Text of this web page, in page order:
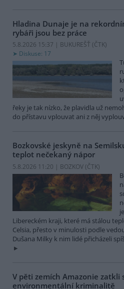
Hladina Dunaje je na
rybáři jsou bez práce
5.8.2026 15:37 | BUKUREŠŤ (ČTK)
Diskuse: 17
řeky je tak nízko, že plavidla už
do přístavu vplouvat ani z něj
Bozkovské jeskyně na
teplot nečekaný nápor
5.8.2026 11:20 | BOZKOV (ČTK)
Libereckém kraji, které má stálou
Celsia, přesto v minulosti podle
Dušana Milky k nim lidé přicházeli
V pěti zemích Amazonie zatkli
environmentální kriminalitě